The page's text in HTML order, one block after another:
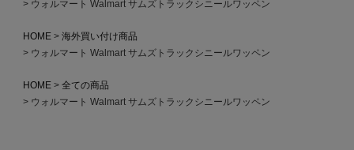
ウォルマート Walmart サムズトラックシニールワッペン
HOME
海外買い付け商品
ウォルマート Walmart サムズトラックシニールワッペン
HOME
全ての商品
ウォルマート Walmart サムズトラックシニールワッペン